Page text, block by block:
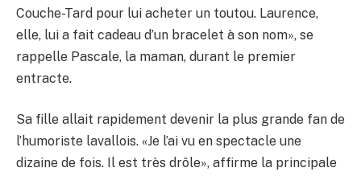
Couche-Tard pour lui acheter un toutou. Laurence,
elle, lui a fait cadeau d’un bracelet à son nom», se
rappelle Pascale, la maman, durant le premier
entracte.
Sa fille allait rapidement devenir la plus grande fan de
l’humoriste lavallois. «Je l’ai vu en spectacle une
dizaine de fois. Il est très drôle», affirme la principale